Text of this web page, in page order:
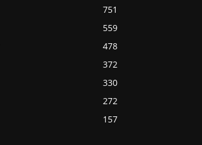
751
559
478
372
330
272
157